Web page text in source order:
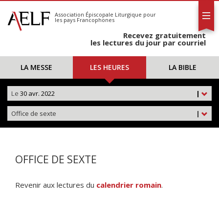
S'abonner
Calendrier
Association Épiscopale Liturgique pour
les pays Francophones
Recevez gratuitement
les lectures du jour par courriel
LA MESSE LES HEURES LA BIBLE
|
Le 30 avr. 2022
|
Office de sexte
OFFICE DE SEXTE
Revenir aux lectures du calendrier romain.